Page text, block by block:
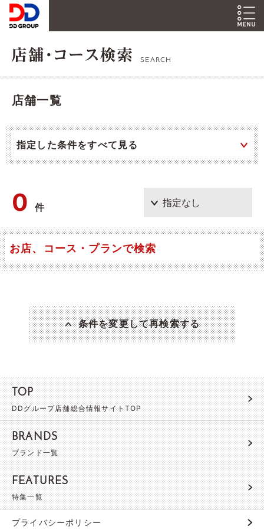
SEARCH
店舗一覧
指定した条件をすべて見る
0件
お店、コース・プランで検索
条件を変更して再検索する
TOP
DDグループ店舗総合情報サイトTOP
BRANDS
ブランド一覧
FEATURES
特集一覧
プライバシーポリシー